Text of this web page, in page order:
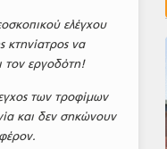
ελέγχου
κτηνίατρος να
τον εργοδότη!
των τροφίμων
και δεν σηκώνουν